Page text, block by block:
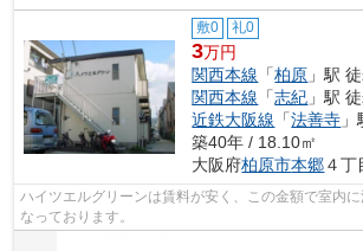
敷0 礼0
3万円
関西本線 「柏原 」駅
関西本線 「志紀 」駅
近鉄大阪線 「法善寺
築40年 / 18.10㎡
大阪府柏原市本郷４丁
ハイツエルグリーンは賃料が安く、この金額で室内
なっております。